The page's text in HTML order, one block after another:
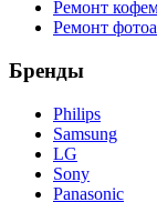
Ремонт
Ремонт
Бренды
Philips
Samsung
LG
Sony
Panasonic